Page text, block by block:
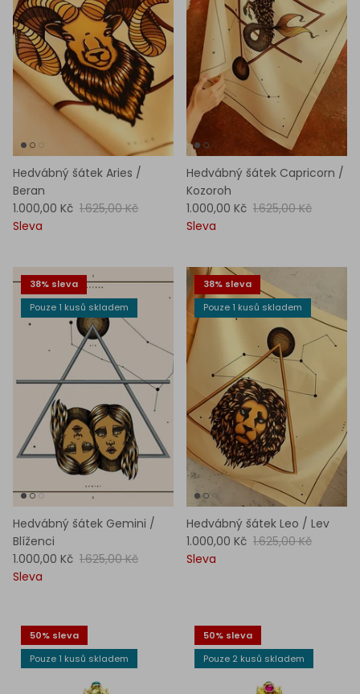
Hedvábný šátek Aries /
Beran
1.000,00 Kč 1.625,00 Kč
Sleva
Hedvábný šátek Capricorn /
Kozoroh
1.000,00 Kč 1.625,00 Kč
Sleva
38% sleva
Pouze 1 kusů skladem
Hedvábný šátek Gemini /
Blíženci
1.000,00 Kč 1.625,00 Kč
Sleva
38% sleva
Pouze 1 kusů skladem
Hedvábný šátek Leo / Lev
1.000,00 Kč 1.625,00 Kč
Sleva
50% sleva
Pouze 1 kusů skladem
50% sleva
Pouze 2 kusů skladem